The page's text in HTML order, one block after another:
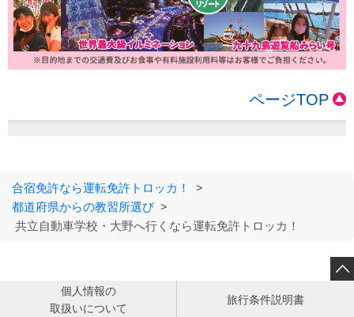
ページTOP
合宿免許なら運転免許トロッカ！
>
都道府県からの教習所選び >
共立自動車学校・大野へ行くなら運転免許トロッカ！

個人情報の
取扱いについて
旅行条件説明書